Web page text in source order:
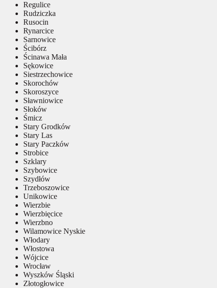
Regulice
Rudziczka
Rusocin
Rynarcice
Sarnowice
Ścibórz
Ścinawa Mała
Sękowice
Siestrzechowice
Skorochów
Skoroszyce
Sławniowice
Słoków
Śmicz
Stary Grodków
Stary Las
Stary Paczków
Strobice
Szklary
Szybowice
Szydłów
Trzeboszowice
Unikowice
Wierzbie
Wierzbięcice
Wierzbno
Wilamowice Nyskie
Włodary
Włostowa
Wójcice
Wrocław
Wyszków Śląski
Złotogłowice